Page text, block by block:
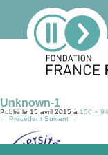
Unknown-1
Publié le 15 avril 2015 à 150 × 94
← Précédent Suivant →